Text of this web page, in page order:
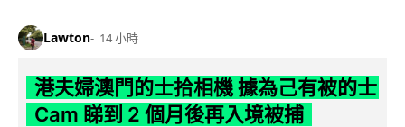
Lawton 14 小時
港夫婦澳門的士拾相機 據為己有被的士
Cam 睇到 2 個月後再入境被捕